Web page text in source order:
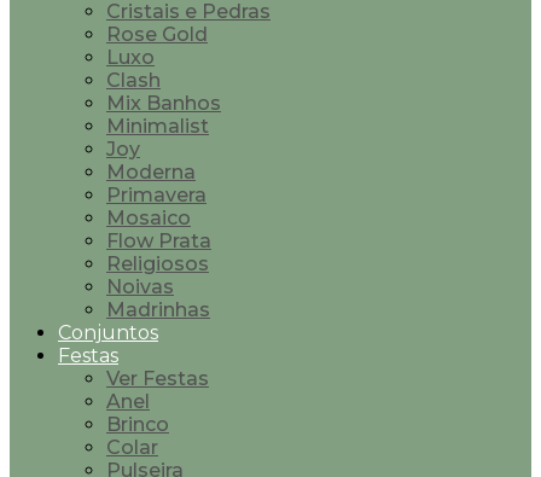
Cristais e Pedras
Rose Gold
Luxo
Clash
Mix Banhos
Minimalist
Joy
Moderna
Primavera
Mosaico
Flow Prata
Religiosos
Noivas
Madrinhas
Conjuntos
Festas
Ver Festas
Anel
Brinco
Colar
Pulseira